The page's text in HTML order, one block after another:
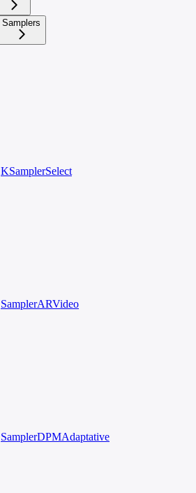
Samplers
KSamplerSelect
SamplerARVideo
SamplerDPMAdaptative